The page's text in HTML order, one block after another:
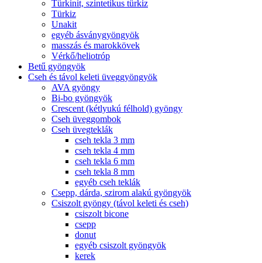
Türkinit, szintetikus türkiz
Türkiz
Unakit
egyéb ásványgyöngyök
masszás és marokkövek
Vérkő/heliotróp
Betű gyöngyök
Cseh és távol keleti üveggyöngyök
AVA gyöngy
Bi-bo gyöngyök
Crescent (kétlyukú félhold) gyöngy
Cseh üveggombok
Cseh üvegteklák
cseh tekla 3 mm
cseh tekla 4 mm
cseh tekla 6 mm
cseh tekla 8 mm
egyéb cseh teklák
Csepp, dárda, szirom alakú gyöngyök
Csiszolt gyöngy (távol keleti és cseh)
csiszolt bicone
csepp
donut
egyéb csiszolt gyöngyök
kerek